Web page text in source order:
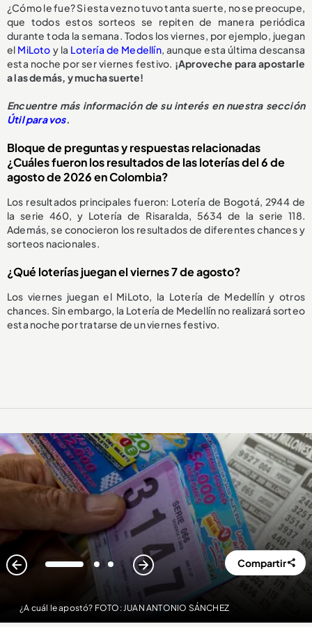
¿Cómo le fue? Si esta vez no tuvo tanta suerte, no se preocupe,
que todos estos sorteos se repiten de manera periódica
durante toda la semana. Todos los viernes, por ejemplo, juegan
el MiLoto y la Lotería de Medellín, aunque esta última descansa
esta noche por ser viernes festivo. ¡Aproveche para apostarle
a las demás, y mucha suerte!
Encuentre más información de su interés en nuestra sección
Útil para vos.
Bloque de preguntas y respuestas relacionadas
¿Cuáles fueron los resultados de las loterías del 6 de
agosto de 2026 en Colombia?
Los resultados principales fueron: Lotería de Bogotá, 2944 de
la serie 460, y Lotería de Risaralda, 5634 de la serie 118.
Además, se conocieron los resultados de diferentes chances y
sorteos nacionales.
¿Qué loterías juegan el viernes 7 de agosto?
Los viernes juegan el MiLoto, la Lotería de Medellín y otros
chances. Sin embargo, la Lotería de Medellín no realizará sorteo
esta noche por tratarse de un viernes festivo.
¿A cuál le apostó? FOTO: JUAN ANTONIO SÁNCHEZ
1 2 3 Compartir